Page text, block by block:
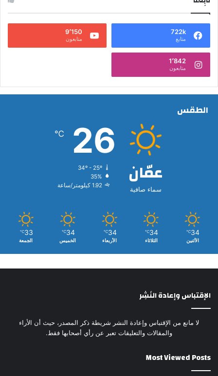
722k
متابع
9٬150
متابعون
1٬842
متابعون
الطقس
عمّان
سماء صافية
26
℃
34º - 25º
35%
1.92 كيلومتر/ساعة
34
℃
الأثنين
34
℃
الثلاثاء
34
℃
الأربعاء
34
℃
الخميس
33
℃
الجمعة
الإقتباس وإعادة النَشِر
لا مانع من الإقتباس وإعادة النشر شريطة ذكر المصدر، حيث أن الأراء
والمقالات والتعليقات تعبر عن رأي أصحابها فقط.
Most Viewed Posts